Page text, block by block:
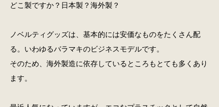
どこ製ですか？日本製？海外製？
ノベルティグッズは、基本的には安価なものをたくさん配
る。いわゆるバラマキのビジネスモデルです。
そのため、海外製造に依存しているところもとても多くあり
ます。